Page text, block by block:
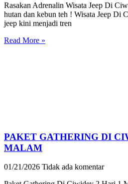
Rasakan Adrenalin Wisata Jeep Di
hutan dan kebun teh ! Wisata Jeep Di
jeep kini menjadi tren
Read More »
PAKET GATHERING DI
MALAM
01/21/2026 Tidak ada komentar